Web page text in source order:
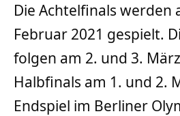
Die Achtelfinals werden
Februar 2021 gespielt.
folgen am 2. und 3.
Halbfinals am 1. und 2.
Endspiel im Berliner